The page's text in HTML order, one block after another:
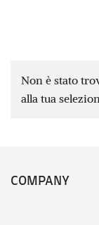
Non è stato
alla tua
COMPANY